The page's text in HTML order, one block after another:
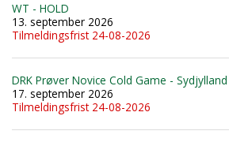
WT - HOLD
13. september 2026
Tilmeldingsfrist 24-08-2026
DRK Prøver Novice Cold Game - Sydjylland
17. september 2026
Tilmeldingsfrist 24-08-2026